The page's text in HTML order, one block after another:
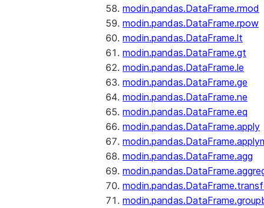
modin.pandas.DataFrame.rmod
modin.pandas.DataFrame.rpow
modin.pandas.DataFrame.lt
modin.pandas.DataFrame.gt
modin.pandas.DataFrame.le
modin.pandas.DataFrame.ge
modin.pandas.DataFrame.ne
modin.pandas.DataFrame.eq
modin.pandas.DataFrame.apply
modin.pandas.DataFrame.agg